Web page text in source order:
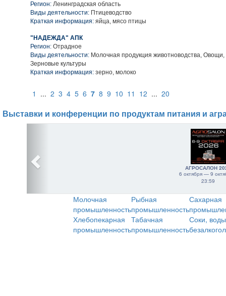
Регион: Ленинградская область
Виды деятельности: Птицеводство
Краткая информация: яйца, мясо птицы
"НАДЕЖДА" АПК
Регион: Отрадное
Виды деятельности: Молочная продукция животноводства,
Зерновые культуры
Краткая информация: зерно, молоко
1 ... 2 3 4 5 6 7 8 9 10 11 12 ... 20
Выставки и конференции по продуктам питания и
АГРОСАЛОН
6 октября — 9
23:59
Молочная
промышленность
Рыбная
промышленность
Сахарная
Хлебопекарная
промышленность
Табачная
промышленность
Соки,